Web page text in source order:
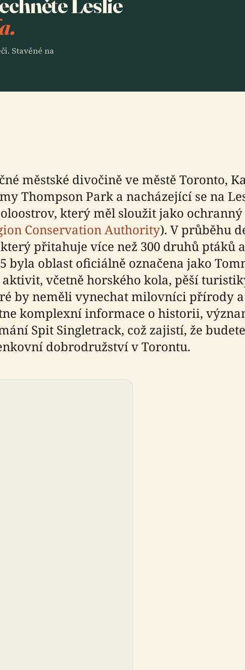
Stavěné na
městské divočině ve městě Toronto,
Thompson Park a nacházející se na
který měl sloužit jako
Conservation Authority). V průběhu
přitahuje více než 300 druhů ptáků
byla oblast oficiálně označena jako
včetně horského kola, pěší
by neměli vynechat milovníci přírody
komplexní informace o historii,
Spit Singletrack, což zajistí, že
dobrodružství v Torontu.